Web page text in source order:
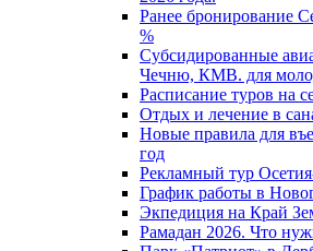
Ранее бронирование
%
Субсидированные
Чечню, КМВ. для
Расписание туров на
Отдых и лечение в
Новые правила для
год
Рекламный тур
График работы в
Экпедиция на Край
Рамадан 2026. Что